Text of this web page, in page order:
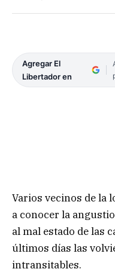
Agregar El
Libertador en
Varios vecinos de la
a conocer la
al mal estado de las
últimos días las
intransitables.